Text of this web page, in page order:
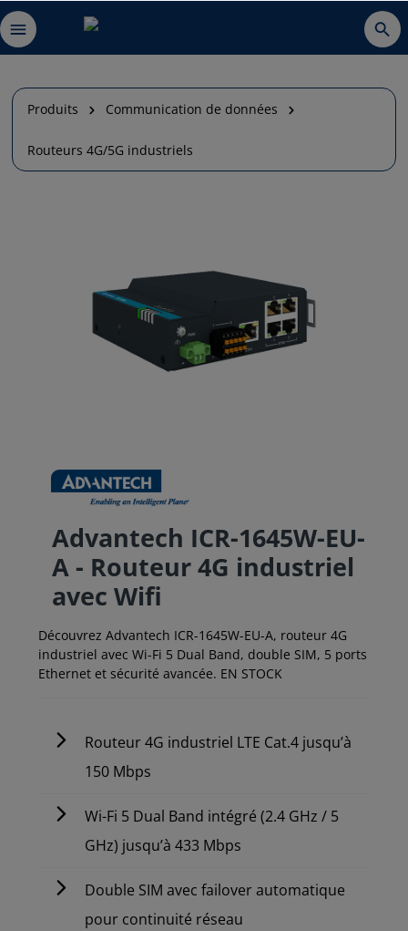
Produits Communication de données
Routeurs 4G/5G industriels
Advantech ICR-1645W-EU-
A - Routeur 4G industriel
avec Wifi
Découvrez Advantech ICR-1645W-EU-A, routeur 4G
industriel avec Wi-Fi 5 Dual Band, double SIM, 5 ports
Ethernet et sécurité avancée. EN STOCK
Routeur 4G industriel LTE Cat.4 jusqu’à
150 Mbps
Wi-Fi 5 Dual Band intégré (2.4 GHz / 5
GHz) jusqu’à 433 Mbps
Double SIM avec failover automatique
pour continuité réseau